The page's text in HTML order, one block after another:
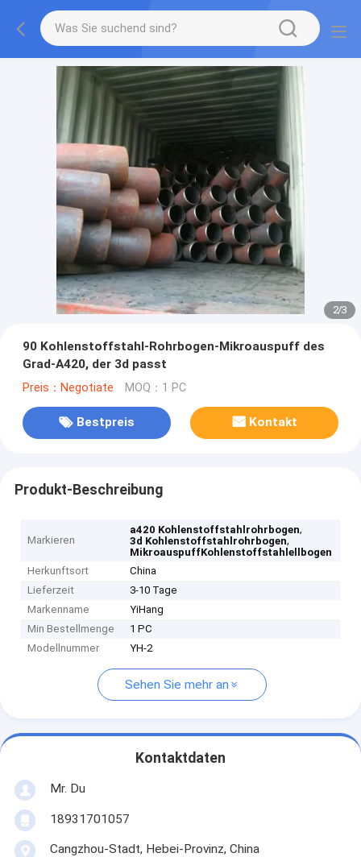
2/3
90 Kohlenstoffstahl-Rohrbogen-Mikroauspuff des
Grad-A420, der 3d passt
Preis：Negotiate MOQ：1 PC
Bestpreis Kontakt
Produkt-Beschreibung
Markieren
a420 Kohlenstoffstahlrohrbogen,
3d Kohlenstoffstahlrohrbogen,
MikroauspuffKohlenstoffstahlellbogen
Herkunftsort
China
Lieferzeit
3-10 Tage
Markenname
YiHang
Min Bestellmenge
1 PC
Modellnummer
YH-2
Sehen Sie mehr an
Kontaktdaten
Mr. Du
18931701057
Cangzhou-Stadt, Hebei-Provinz, China